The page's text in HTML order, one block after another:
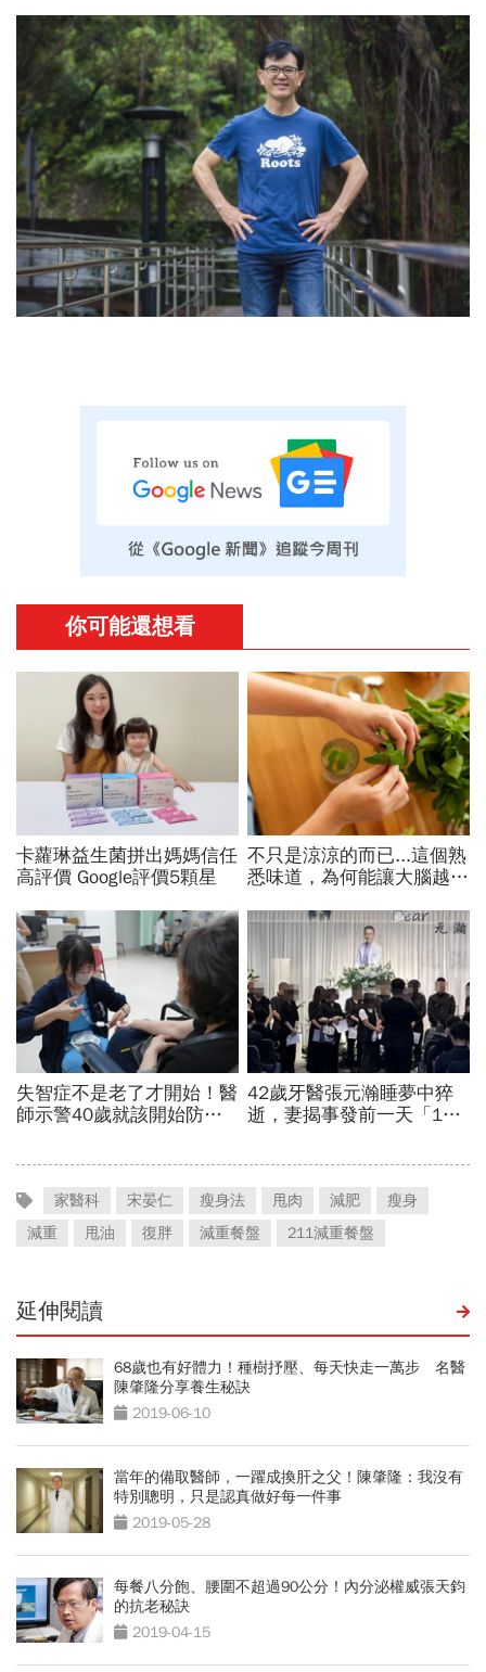
家醫科 宋晏仁 瘦身法 甩肉 減肥
瘦身
減重
甩油 復胖 減重餐盤 211減重餐盤
延伸閱讀
68歲也有好體力！種樹抒壓、每天快走一萬步 名醫
陳肇隆分享養生秘訣
2019-06-10
當年的備取醫師，一躍成換肝之父！陳肇隆：我沒有
特別聰明，只是認真做好每一件事
2019-05-28
每餐八分飽、腰圍不超過90公分！內分泌權威張天鈞
的抗老秘訣
2019-04-15